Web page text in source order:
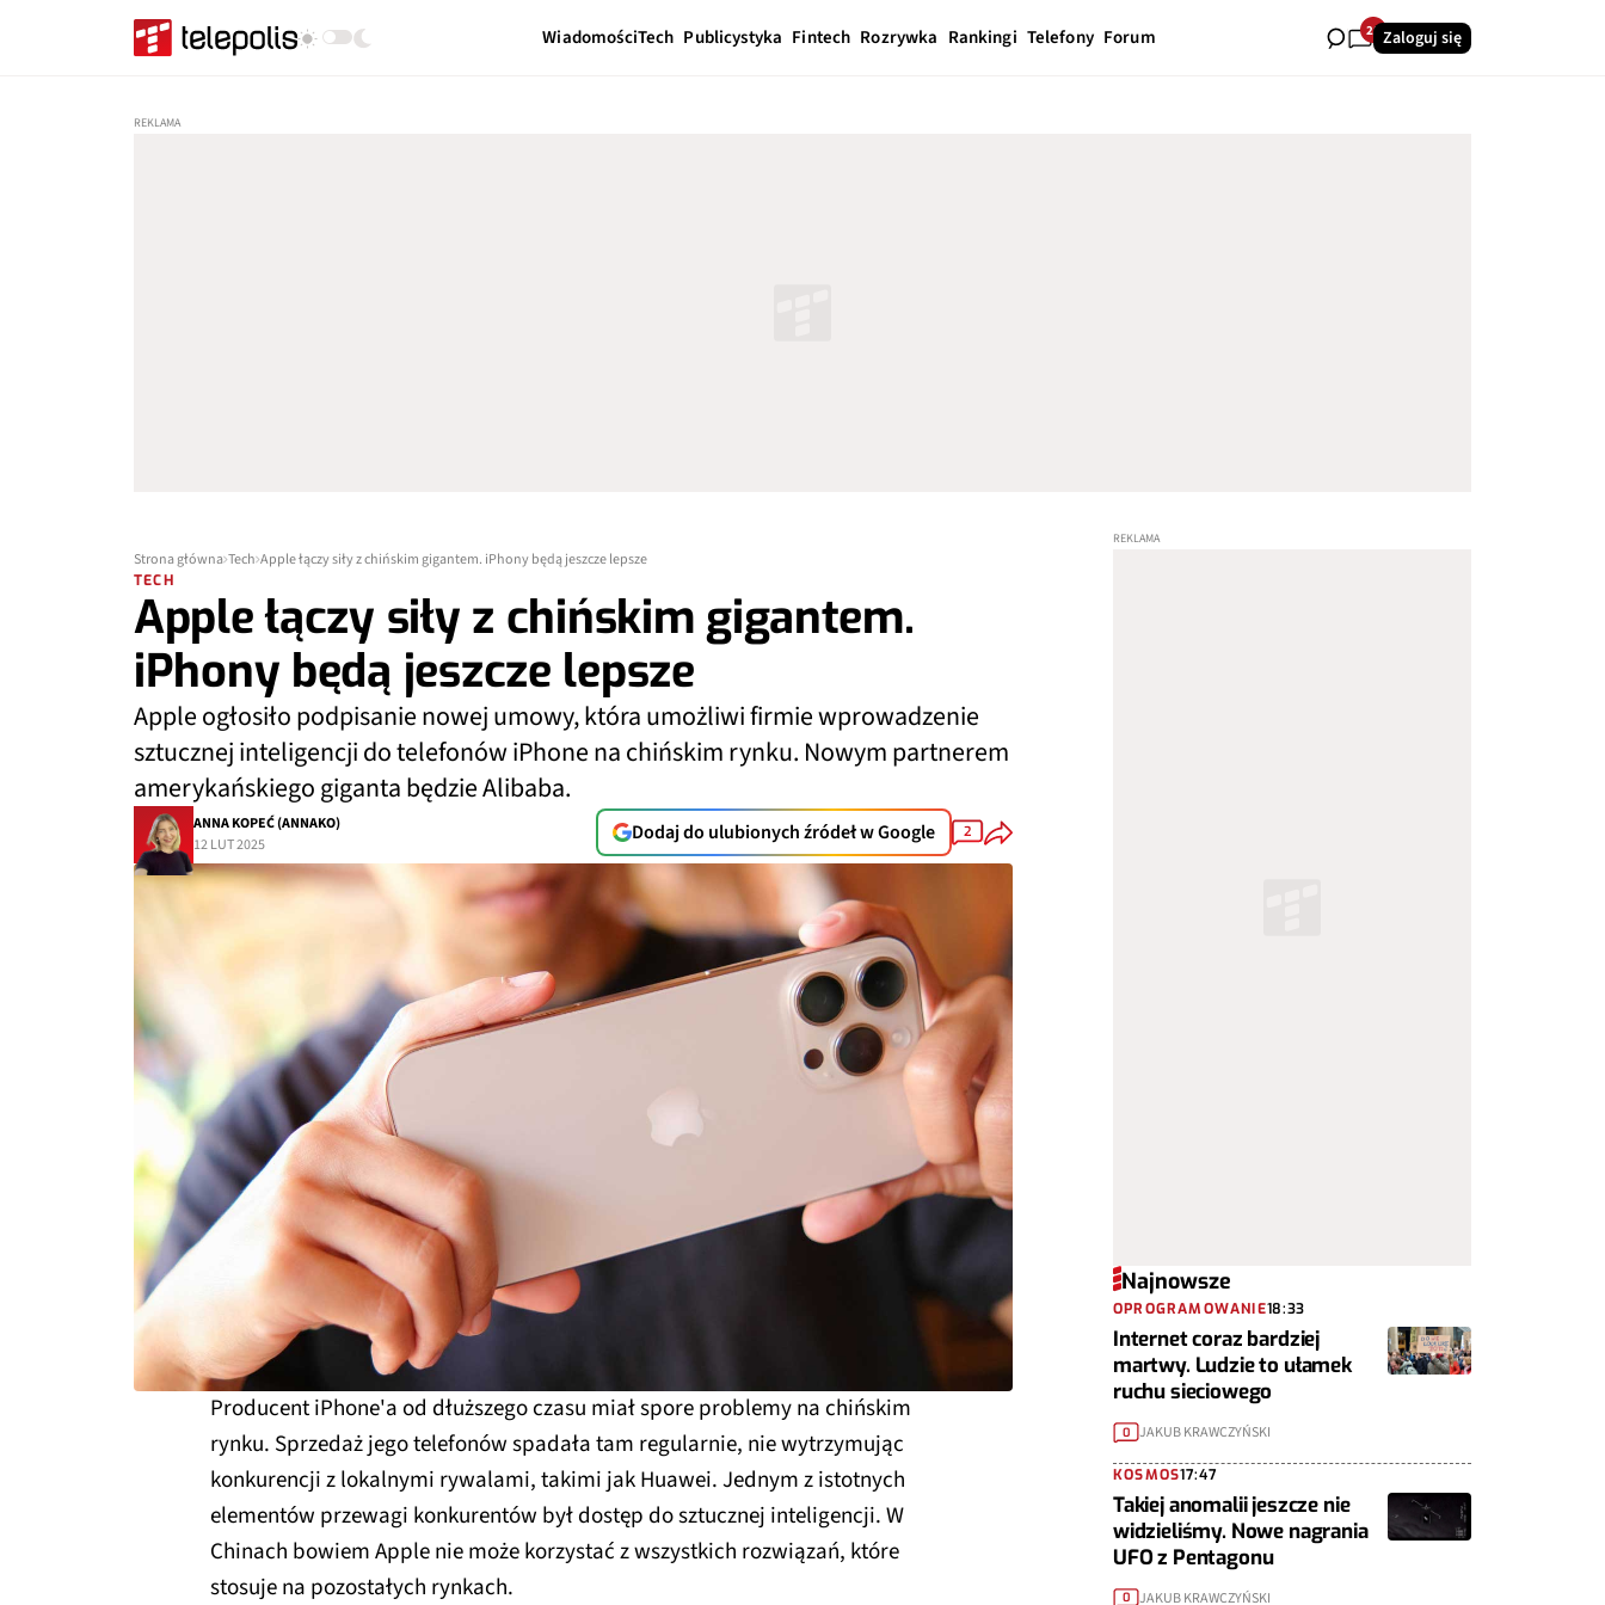
WiadomościTech Publicystyka Fintech Rozrywka Rankingi Telefony Forum 28Zaloguj się
Strona główna Tech Apple łączy siły z chińskim gigantem. iPhony będą jeszcze lepsze
TECH
Apple łączy siły z chińskim gigantem.
iPhony będą jeszcze lepsze
Apple ogłosiło podpisanie nowej umowy, która umożliwi firmie wprowadzenie
sztucznej inteligencji do telefonów iPhone na chińskim rynku. Nowym partnerem
amerykańskiego giganta będzie Alibaba.
ANNA KOPEĆ (ANNAKO)
12 LUT 2025
Dodaj do ulubionych źródeł w Google 2
Producent iPhone'a od dłuższego czasu miał spore problemy na chińskim
rynku. Sprzedaż jego telefonów spadała tam regularnie, nie wytrzymując
konkurencji z lokalnymi rywalami, takimi jak Huawei. Jednym z istotnych
elementów przewagi konkurentów był dostęp do sztucznej inteligencji. W
Chinach bowiem Apple nie może korzystać z wszystkich rozwiązań, które
stosuje na pozostałych rynkach.
Najnowsze
OPROGRAMOWANIE18:33
Internet coraz bardziej
martwy. Ludzie to ułamek
ruchu sieciowego
0 JAKUB KRAWCZYŃSKI
KOSMOS17:47
Takiej anomalii jeszcze nie
widzieliśmy. Nowe nagrania
UFO z Pentagonu
0 JAKUB KRAWCZYŃSKI